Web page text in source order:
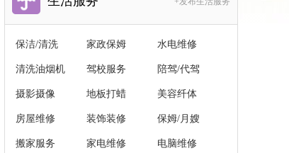
保洁/清洗 家政保姆 水电维修
清洗油烟机 驾校服务 陪驾/代驾
摄影摄像 地板打蜡 美容纤体
房屋维修 装饰装修 保姆/月嫂
搬家服务 家电维修 电脑维修